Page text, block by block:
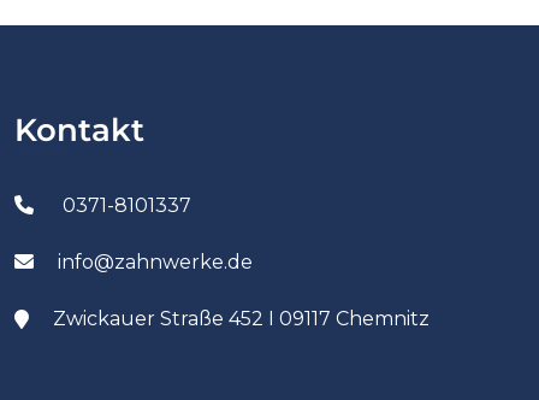
Kontakt
0371-8101337
info@zahnwerke.de
Zwickauer Straße 452 I 09117 Chemnitz